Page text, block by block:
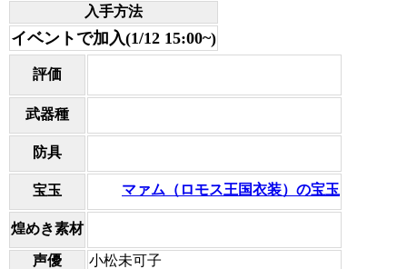
入手方法
イベントで加入(1/12 15:00~)
評価
武器種
防具
宝玉 マァム（ロモス王国衣装）の宝玉
煌めき素材
声優
小松未可子